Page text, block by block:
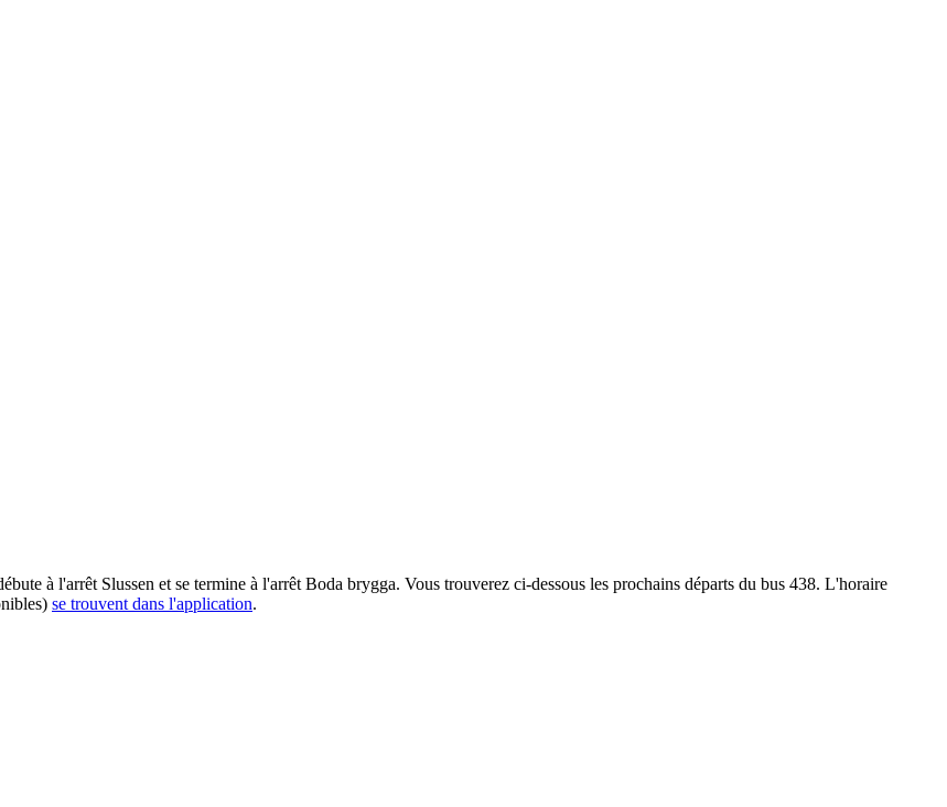
à l'arrêt Slussen et se termine à l'arrêt Boda brygga. Vous trouverez ci-dessous les prochains départs du bus 438. L'horaire
se trouvent dans l'application.